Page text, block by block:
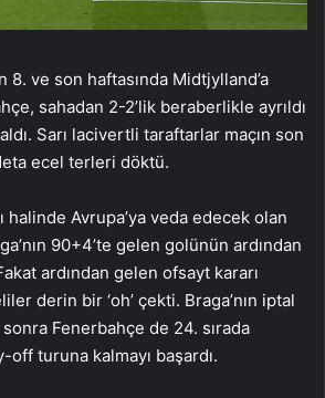
8. ve son haftasında Midtjylland’a
sahadan 2-2’lik beraberlikle ayrıldı
Sarı lacivertli taraftarlar maçın son
ecel terleri döktü.
halinde Avrupa’ya veda edecek olan
90+4’te gelen golünün ardından
ardından gelen ofsayt kararı
derin bir ‘oh’ çekti. Braga’nın iptal
Fenerbahçe de 24. sırada
off turuna kalmayı başardı.